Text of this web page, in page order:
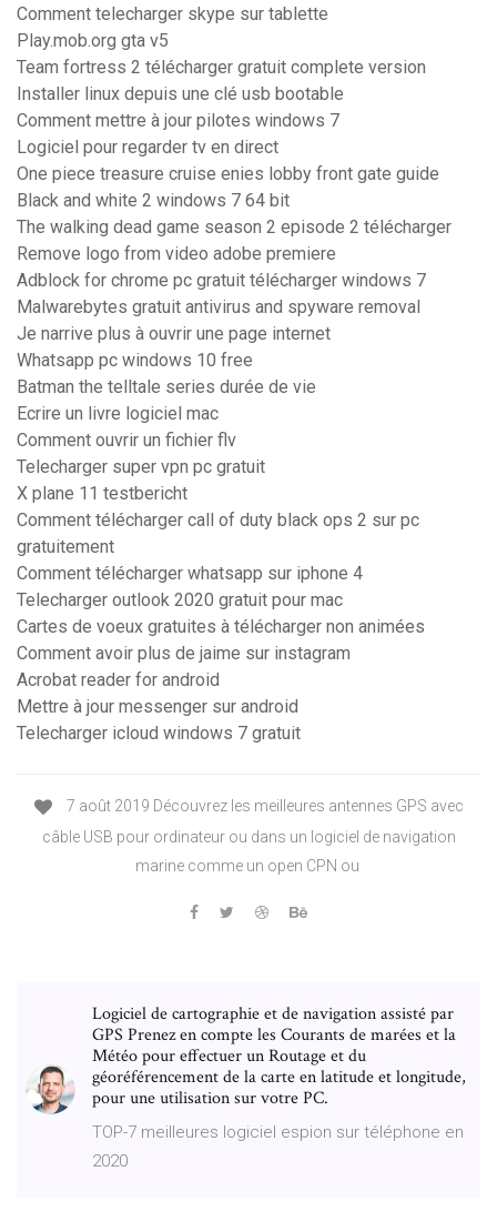
Comment telecharger skype sur tablette
Play.mob.org gta v5
Team fortress 2 télécharger gratuit complete version
Installer linux depuis une clé usb bootable
Comment mettre à jour pilotes windows 7
Logiciel pour regarder tv en direct
One piece treasure cruise enies lobby front gate guide
Black and white 2 windows 7 64 bit
The walking dead game season 2 episode 2 télécharger
Remove logo from video adobe premiere
Adblock for chrome pc gratuit télécharger windows 7
Malwarebytes gratuit antivirus and spyware removal
Je narrive plus à ouvrir une page internet
Whatsapp pc windows 10 free
Batman the telltale series durée de vie
Ecrire un livre logiciel mac
Comment ouvrir un fichier flv
Telecharger super vpn pc gratuit
X plane 11 testbericht
Comment télécharger call of duty black ops 2 sur pc
gratuitement
Comment télécharger whatsapp sur iphone 4
Telecharger outlook 2020 gratuit pour mac
Cartes de voeux gratuites à télécharger non animées
Comment avoir plus de jaime sur instagram
Acrobat reader for android
Mettre à jour messenger sur android
Telecharger icloud windows 7 gratuit
7 août 2019 Découvrez les meilleures antennes GPS avec
câble USB pour ordinateur ou dans un logiciel de navigation
marine comme un open CPN ou
Logiciel de cartographie et de navigation assisté par
GPS Prenez en compte les Courants de marées et la
Météo pour effectuer un Routage et du
géoréférencement de la carte en latitude et longitude,
pour une utilisation sur votre PC.
TOP-7 meilleures logiciel espion sur téléphone en
2020